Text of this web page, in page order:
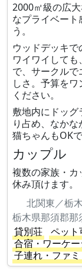
2000㎡級の広
なプライベート
う。
ウッドデッキで
ワイワイして
で、サークル
しさ。予算を
ください。
敷地内にドッ
り占め、なか
猫ちゃんもOKで
カップル
複数の家族・カ
休み頂けます。
北関東／栃
栃木県那須郡
貸別荘
ペット
合宿・ワーケ
子連れ・ファ